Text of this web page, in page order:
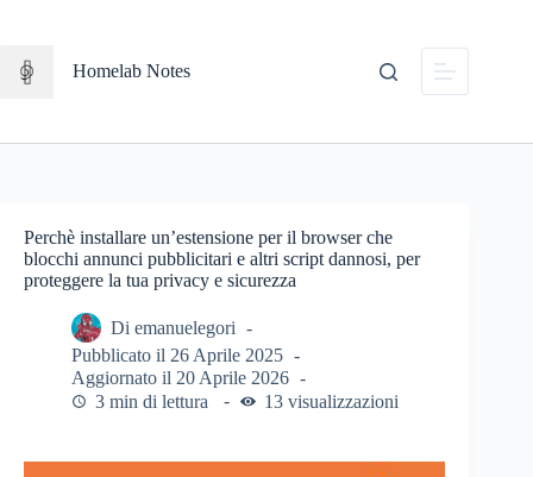
Homelab Notes
Perchè installare un’estensione per il browser che
blocchi annunci pubblicitari e altri script dannosi, per
proteggere la tua privacy e sicurezza
Di emanuelegori
Pubblicato il 26 Aprile 2025
Aggiornato il 20 Aprile 2026
3 min di lettura
13 visualizzazioni